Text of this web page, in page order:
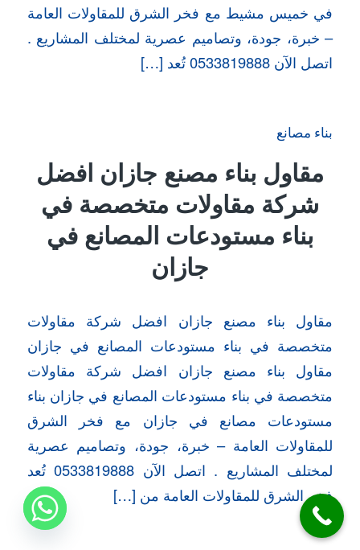
في خميس مشيط مع فخر الشرق للمقاولات العامة
– خبرة، جودة، وتصاميم عصرية لمختلف المشاريع .
اتصل الآن 0533819888 تُعد […]
بناء مصانع
مقاول بناء مصنع جازان افضل
شركة مقاولات متخصصة في
بناء مستودعات المصانع في
جازان
مقاول بناء مصنع جازان افضل شركة مقاولات
متخصصة في بناء مستودعات المصانع في جازان
مقاول بناء مصنع جازان افضل شركة مقاولات
متخصصة في بناء مستودعات المصانع في جازان بناء
مستودعات مصانع في جازان مع فخر الشرق
للمقاولات العامة – خبرة، جودة، وتصاميم عصرية
لمختلف المشاريع . اتصل الآن 0533819888 تُعد
فخر الشرق للمقاولات العامة من […]